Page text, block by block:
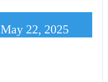
May 22, 2025